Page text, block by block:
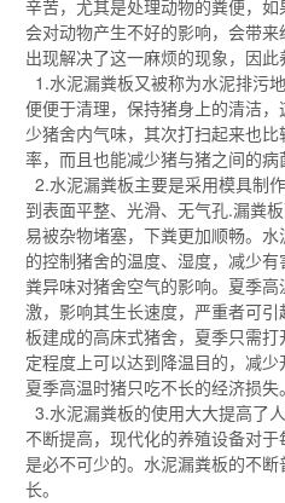
辛苦，尤其是处理动物的粪便，
会对动物产生不好的影响，会带
出现解决了这一麻烦的现象，因此
1.水泥漏粪板又被称为水泥排污
便便于清理，保持猪身上的清洁
少猪舍内气味，其次打扫起来也
率，而且也能减少猪与猪之间的病
2.水泥漏粪板主要是采用模具制
到表面平整、光滑、无气孔.漏粪
易被杂物堵塞，下粪更加顺畅。
的控制猪舍的温度、湿度，减少
粪异味对猪舍空气的影响。夏季
激，影响其生长速度，严重者可
板建成的高床式猪舍，夏季只需
定程度上可以达到降温目的，减
夏季高温时猪只吃不长的经济损失。
3.水泥漏粪板的使用大大提高了
不断提高，现代化的养殖设备对
是必不可少的。水泥漏粪板的不
长。